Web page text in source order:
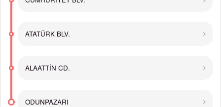
ATATÜRK BLV.
ALAATTİN CD.
ODUNPAZARI